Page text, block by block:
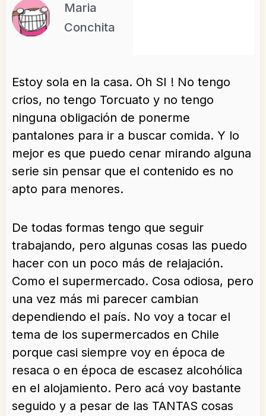
Maria
Conchita
Estoy sola en la casa. Oh SI ! No tengo
crios, no tengo Torcuato y no tengo
ninguna obligación de ponerme
pantalones para ir a buscar comida. Y lo
mejor es que puedo cenar mirando alguna
serie sin pensar que el contenido es no
apto para menores.
De todas formas tengo que seguir
trabajando, pero algunas cosas las puedo
hacer con un poco más de relajación.
Como el supermercado. Cosa odiosa, pero
una vez más mi parecer cambian
dependiendo el país. No voy a tocar el
tema de los supermercados en Chile
porque casi siempre voy en época de
resaca o en época de escasez alcohólica
en el alojamiento. Pero acá voy bastante
seguido y a pesar de las TANTAS cosas